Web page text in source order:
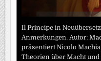
Il Principe in
Anmerkungen. Autor:
präsentiert Nicolo
Theorien über Macht und